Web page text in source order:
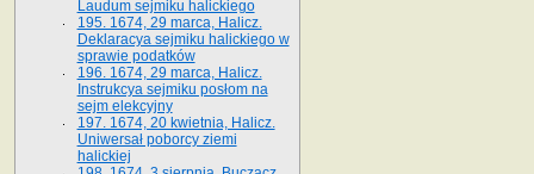
Laudum sejmiku halickiego
195. 1674, 29 marca, Halicz.
Deklaracya sejmiku halickiego w
sprawie podatków
196. 1674, 29 marca, Halicz.
Instrukcya sejmiku posłom na
sejm elekcyjny
197. 1674, 20 kwietnia, Halicz.
Uniwersał poborcy ziemi
halickiej